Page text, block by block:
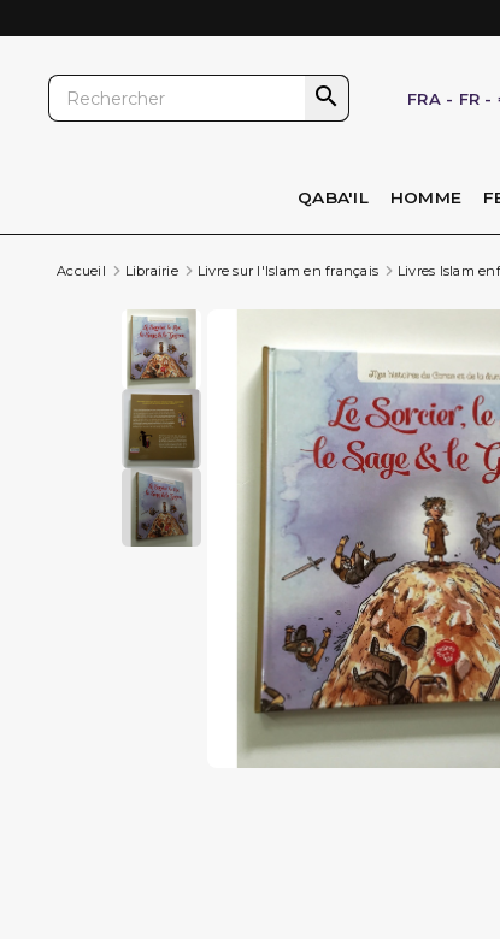
 FRA - FR -
QABA'IL HOMME
Accueil Librairie Livre sur l'Islam en français Livres Islam